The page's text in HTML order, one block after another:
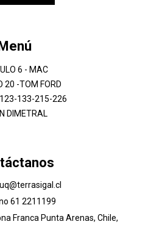
6 - MAC
20 -TOM FORD
123-133-215-226
DIMETRAL
61 2211199
Franca Punta Arenas, Chile,